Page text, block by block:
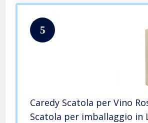
5
Caredy Scatola per Vino
Scatola per imballaggio in